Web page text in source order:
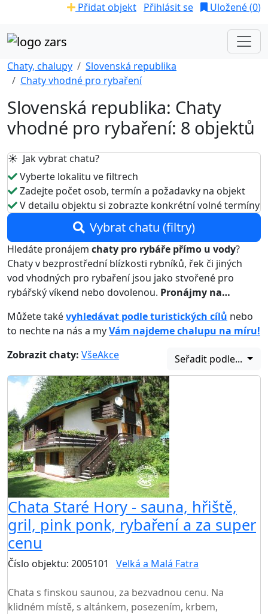
Přidat objekt Přihlásit se Uložené (0)
Chaty, chalupy
Slovenská republika
Chaty vhodné pro rybaření
Slovenská republika: Chaty
vhodné pro rybaření: 8 objektů
☀️ Jak vybrat chatu?
Vyberte lokalitu ve filtrech
Zadejte počet osob, termín a požadavky na objekt
V detailu objektu si zobrazte konkrétní volné termíny
Vybrat chatu (filtry)
Hledáte pronájem chaty pro rybáře přímo u vody?
Chaty v bezprostřední blízkosti rybníků, řek či jiných
vod vhodných pro rybaření jsou jako stvořené pro
rybářský víkend nebo dovolenou. Pronájmy na…
Můžete takévyhledávat podle turistických cílů nebo
to nechte na nás a myVám najdeme chalupu na míru!
Zobrazit chaty: VšeAkce Seřadit podle...
Chata Staré Hory - sauna, hřiště,
gril, pink ponk, rybaření a za super
cenu
Číslo objektu: 2005101 Velká a Malá Fatra
Chata s finskou saunou, za bezvadnou cenu. Na
klidném místě, s altánkem, posezením, krbem,